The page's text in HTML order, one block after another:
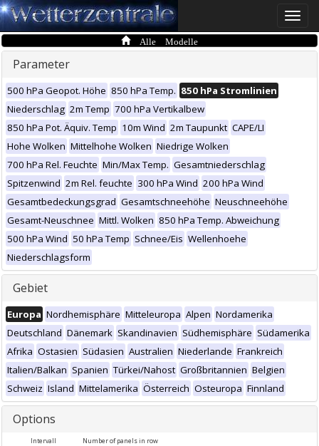
Toggle
Alle Modelle
Parameter
500 hPa Geopot. Höhe 850 hPa Temp. 850 hPa Stromlinien
Niederschlag 2m Temp 700 hPa Vertikalbew
850 hPa Pot. Äquiv. Temp 10m Wind 2m Taupunkt CAPE/LI
Hohe Wolken Mittelhohe Wolken Niedrige Wolken
700 hPa Rel. Feuchte Min/Max Temp. Gesamtniederschlag
Spitzenwind 2m Rel. feuchte 300 hPa Wind 200 hPa Wind
Gesamtbedeckungsgrad Gesamtschneehöhe Neuschneehöhe
Gesamt-Neuschnee Mittl. Wolken 850 hPa Temp. Abweichung
500 hPa Wind 50 hPa Temp Schnee/Eis Wellenhoehe
Niederschlagsform
Gebiet
Europa Nordhemisphäre Mitteleuropa Alpen Nordamerika
Deutschland Dänemark Skandinavien Südhemisphäre Südamerika
Afrika Ostasien Südasien Australien Niederlande Frankreich
Italien/Balkan Spanien Türkei/Nahost Großbritannien Belgien
Schweiz Island Mittelamerika Österreich Osteuropa Finnland
Options
Intervall Number of panels in row